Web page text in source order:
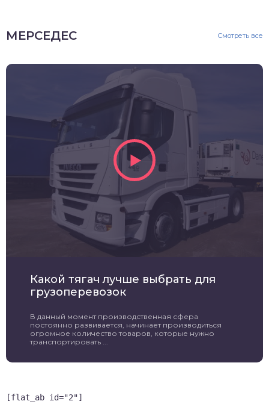
МЕРСЕДЕС Смотреть все
Какой тягач лучше выбрать для
грузоперевозок
В данный момент производственная сфера
постоянно развивается, начинает производиться
огромное количество товаров, которые нужно
транспортировать ...
[flat_ab id="2"]